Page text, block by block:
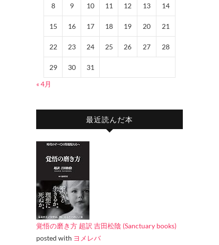
8 9 10 11 12 13 14
15 16 17 18 19 20 21
22 23 24 25 26 27 28
29 30
31
« 4月
最近読んだ本
覚悟の磨き方 超訳 吉田松陰 (Sanctuary books)
posted with ヨメレバ